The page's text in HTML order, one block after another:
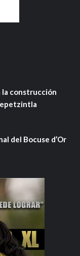
la construcción
del Bocuse d’Or